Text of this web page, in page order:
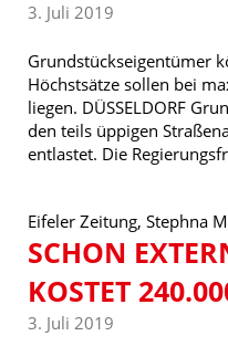
3. Juli 2019
Grundstückseigentümer
Höchstsätze sollen bei
liegen. DÜSSELDORF
den teils üppigen
entlastet. Die
Eifeler Zeitung, Stephna
SCHON
KOSTET
3. Juli 2019